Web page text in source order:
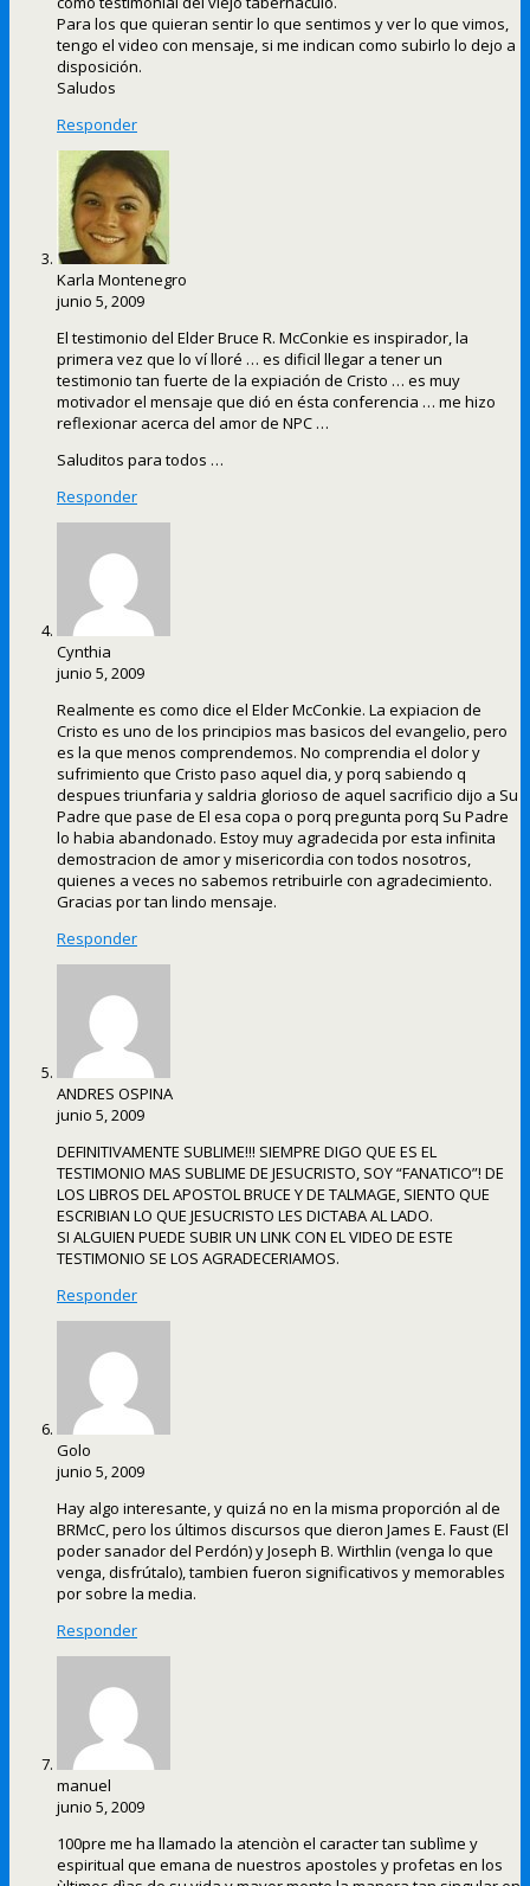
Para los que quieran sentir lo que sentimos y ver lo que vimos,
tengo el video con mensaje, si me indican como subirlo lo dejo a
disposición.
Saludos
Responder
Karla Montenegro
junio 5, 2009
El testimonio del Elder Bruce R. McConkie es inspirador, la
primera vez que lo ví lloré … es dificil llegar a tener un
testimonio tan fuerte de la expiación de Cristo … es muy
motivador el mensaje que dió en ésta conferencia … me hizo
reflexionar acerca del amor de NPC …
Saluditos para todos …
Responder
Cynthia
junio 5, 2009
Realmente es como dice el Elder McConkie. La expiacion de
Cristo es uno de los principios mas basicos del evangelio, pero
es la que menos comprendemos. No comprendia el dolor y
sufrimiento que Cristo paso aquel dia, y porq sabiendo q
despues triunfaria y saldria glorioso de aquel sacrificio dijo a Su
Padre que pase de El esa copa o porq pregunta porq Su Padre
lo habia abandonado. Estoy muy agradecida por esta infinita
demostracion de amor y misericordia con todos nosotros,
quienes a veces no sabemos retribuirle con agradecimiento.
Gracias por tan lindo mensaje.
Responder
ANDRES OSPINA
junio 5, 2009
DEFINITIVAMENTE SUBLIME!!! SIEMPRE DIGO QUE ES EL
TESTIMONIO MAS SUBLIME DE JESUCRISTO, SOY “FANATICO”! DE
LOS LIBROS DEL APOSTOL BRUCE Y DE TALMAGE, SIENTO QUE
ESCRIBIAN LO QUE JESUCRISTO LES DICTABA AL LADO.
SI ALGUIEN PUEDE SUBIR UN LINK CON EL VIDEO DE ESTE
TESTIMONIO SE LOS AGRADECERIAMOS.
Responder
Golo
junio 5, 2009
Hay algo interesante, y quizá no en la misma proporción al de
BRMcC, pero los últimos discursos que dieron James E. Faust (El
poder sanador del Perdón) y Joseph B. Wirthlin (venga lo que
venga, disfrútalo), tambien fueron significativos y memorables
por sobre la media.
Responder
manuel
junio 5, 2009
100pre me ha llamado la atenciòn el caracter tan sublìme y
espiritual que emana de nuestros apostoles y profetas en los